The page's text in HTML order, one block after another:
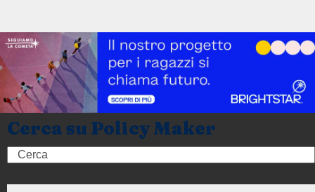
Cerca su Policy Maker
Search